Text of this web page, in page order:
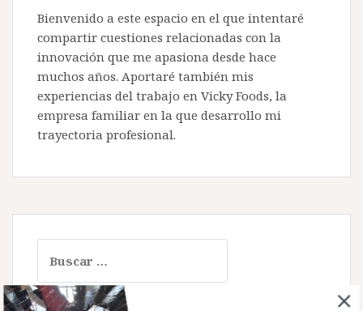
Bienvenido a este espacio en el que intentaré
compartir cuestiones relacionadas con la
innovación que me apasiona desde hace
muchos años. Aportaré también mis
experiencias del trabajo en Vicky Foods, la
empresa familiar en la que desarrollo mi
trayectoria profesional.